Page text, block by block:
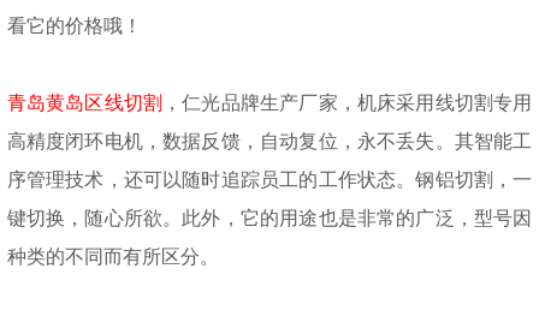
看它的价格哦！
青岛黄岛区线切割 ，仁光品牌生产厂家，机床采用线切割专用
高精度闭环电机，数据反馈，自动复位，永不丢失。其智能工
序管理技术，还可以随时追踪员工的工作状态。钢铝切割，一
键切换，随心所欲。此外，它的用途也是非常的广泛，型号因
种类的不同而有所区分。